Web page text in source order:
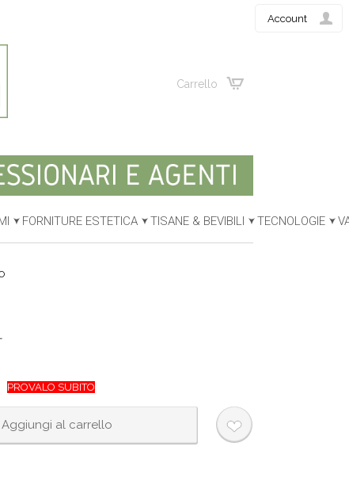
Carrello
Account
FORNITURE ESTETICA TISANE & BEVIBILI TECNOLOGIE
PROVALO SUBITO